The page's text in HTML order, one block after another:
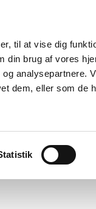
til at vise dig
din brug af vores
analysepartnere.
dem, eller som de
Nyheder Om os
Apoteker og